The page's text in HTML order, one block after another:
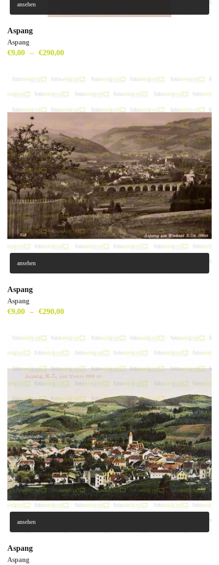
ansehen
Aspang
Aspang
€9,00 – €290,00
ansehen
Aspang
Aspang
€9,00 – €290,00
ansehen
Aspang
Aspang